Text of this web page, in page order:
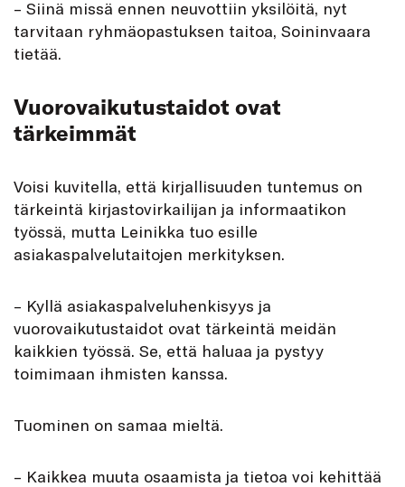
– Siinä missä ennen neuvottiin yksilöitä, nyt
tarvitaan ryhmäopastuksen taitoa, Soininvaara
tietää.
Vuorovaikutustaidot ovat
tärkeimmät
Voisi kuvitella, että kirjallisuuden tuntemus on
tärkeintä kirjastovirkailijan ja informaatikon
työssä, mutta Leinikka tuo esille
asiakaspalvelutaitojen merkityksen.
– Kyllä asiakaspalveluhenkisyys ja
vuorovaikutustaidot ovat tärkeintä meidän
kaikkien työssä. Se, että haluaa ja pystyy
toimimaan ihmisten kanssa.
Tuominen on samaa mieltä.
– Kaikkea muuta osaamista ja tietoa voi kehittää